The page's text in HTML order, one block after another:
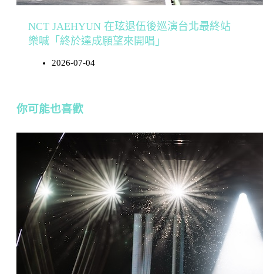
NCT JAEHYUN 在玹退伍後巡演台北最終站
樂喊「終於達成願望來開唱」
2026-07-04
你可能也喜歡